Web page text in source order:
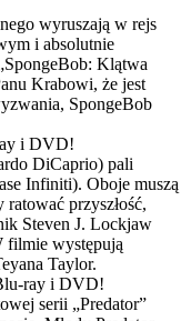
wyruszają w rejs
i absolutnie
Klątwa
Krabowi, że jest
SpongeBob
i DVD!
DiCaprio) pali
Infiniti). Oboje muszą
ratować przyszłość,
Steven J. Lockjaw
filmie występują
Taylor.
ray i DVD!
serii „Predator”